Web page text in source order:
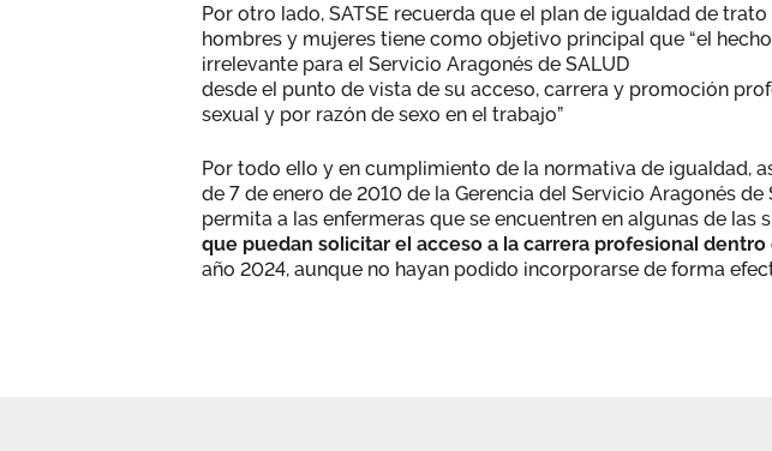
Por otro lado, SATSE recuerda que el plan de igualdad de
hombres y mujeres tiene como objetivo principal que “el
irrelevante para el Servicio Aragonés de SALUD
desde el punto de vista de su acceso, carrera y promoción
sexual y por razón de sexo en el trabajo”
Por todo ello y en cumplimiento de la normativa de igualdad,
de 7 de enero de 2010 de la Gerencia del Servicio Aragonés
permita a las enfermeras que se encuentren en algunas de las
que puedan solicitar el acceso a la carrera profesional
año 2024, aunque no hayan podido incorporarse de forma